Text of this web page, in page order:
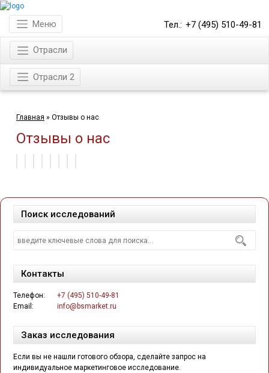
Тел.: +7 (495) 510-49-81
Меню
Отрасли
Отрасли 2
Главная » Отзывы о нас
Отзывы о нас
Поиск исследований
Контакты
Телефон:
+7 (495) 510-49-81
Email:
info@bsmarket.ru
Заказ исследования
Если вы не нашли готового обзора, сделайте запрос на
индивидуальное маркетинговое исследование.